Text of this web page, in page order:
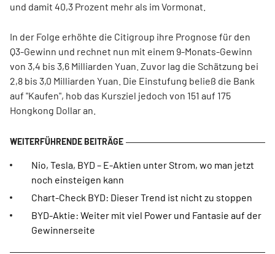
und damit 40,3 Prozent mehr als im Vormonat.
In der Folge erhöhte die Citigroup ihre Prognose für den
Q3-Gewinn und rechnet nun mit einem 9-Monats-Gewinn
von 3,4 bis 3,6 Milliarden Yuan. Zuvor lag die Schätzung bei
2,8 bis 3,0 Milliarden Yuan. Die Einstufung beließ die Bank
auf "Kaufen", hob das Kursziel jedoch von 151 auf 175
Hongkong Dollar an.
Nio, Tesla, BYD – E-Aktien unter Strom, wo man jetzt
noch einsteigen kann
Chart-Check BYD: Dieser Trend ist nicht zu stoppen
BYD-Aktie: Weiter mit viel Power und Fantasie auf der
Gewinnerseite